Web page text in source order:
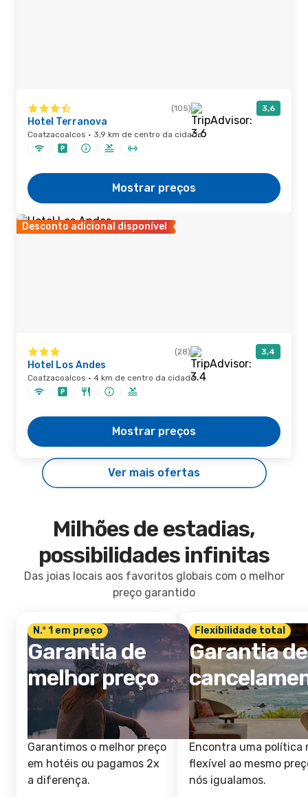
(105) 3,6
Hotel Terranova
Coatzacoalcos · 3,9 km de centro da cidade
Mostrar preços
Desconto adicional disponível
(28) 3,4
Hotel Los Andes
Coatzacoalcos · 4 km de centro da cidade
Mostrar preços
Ver mais ofertas
Milhões de estadias,
possibilidades infinitas
Das joias locais aos favoritos globais com o melhor
preço garantido
N.º 1 em preço
Garantia de
melhor preço
Garantimos o melhor preço
em hotéis ou pagamos 2x
a diferença.
Flexibilidade total
Garantia de
Encontra uma política
flexível ao mesmo
nós igualamos.